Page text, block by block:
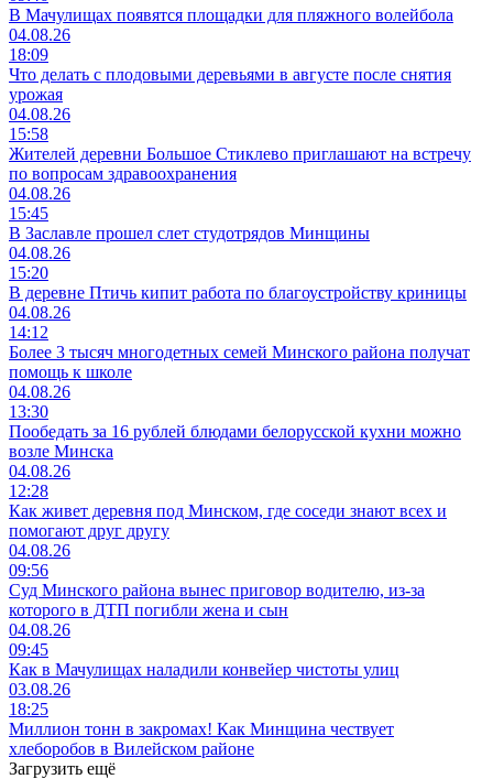
В Мачулищах появятся площадки для пляжного волейбола
04.08.26
18:09
Что делать с плодовыми деревьями в августе после снятия
урожая
04.08.26
15:58
Жителей деревни Большое Стиклево приглашают на встречу
по вопросам здравоохранения
04.08.26
15:45
В Заславле прошел слет студотрядов Минщины
04.08.26
15:20
В деревне Птичь кипит работа по благоустройству криницы
04.08.26
14:12
Более 3 тысяч многодетных семей Минского района получат
помощь к школе
04.08.26
13:30
Пообедать за 16 рублей блюдами белорусской кухни можно
возле Минска
04.08.26
12:28
Как живет деревня под Минском, где соседи знают всех и
помогают друг другу
04.08.26
09:56
Суд Минского района вынес приговор водителю, из-за
которого в ДТП погибли жена и сын
04.08.26
09:45
Как в Мачулищах наладили конвейер чистоты улиц
03.08.26
18:25
Миллион тонн в закромах! Как Минщина чествует
хлеборобов в Вилейском районе
Загрузить ещё